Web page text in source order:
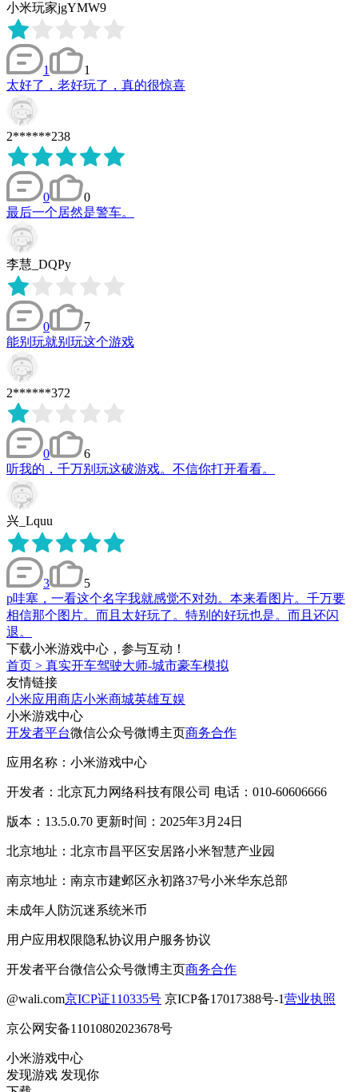
小米玩家jgYMW9
1
1
太好了，老好玩了，真的很惊喜
2******238
0
0
最后一个居然是警车。
李慧_DQPy
0
7
能别玩就别玩这个游戏
2******372
0
6
听我的，千万别玩这破游戏。不信你打开看看。
兴_Lquu
3
5
p哇塞，一看这个名字我就感觉不对劲。本来看图片。千万要
相信那个图片。而且太好玩了。特别的好玩也是。而且还闪
退。
下载小米游戏中心，参与互动！
首页 > 真实开车驾驶大师-城市豪车模拟
友情链接
小米应用商店小米商城英雄互娱
小米游戏中心
开发者平台微信公众号微博主页商务合作
应用名称：小米游戏中心
开发者：北京瓦力网络科技有限公司 电话：010-60606666
版本：13.5.0.70 更新时间：2025年3月24日
北京地址：北京市昌平区安居路小米智慧产业园
南京地址：南京市建邺区永初路37号小米华东总部
未成年人防沉迷系统米币
用户应用权限隐私协议用户服务协议
开发者平台微信公众号微博主页商务合作
@wali.com京ICP证110335号 京ICP备17017388号-1营业执照
京公网安备11010802023678号
小米游戏中心
发现游戏 发现你